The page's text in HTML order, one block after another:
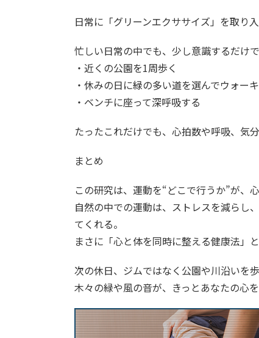
日常に「グリーンエクササイズ」を取り
忙しい日常の中でも、少し意識するだけ
・近くの公園を1周歩く
・休みの日に緑の多い道を選んでウォー
・ベンチに座って深呼吸する
たったこれだけでも、心拍数や呼吸、気
まとめ
この研究は、運動を“どこで行うか”が、
自然の中での運動は、ストレスを減らし
てくれる。
まさに「心と体を同時に整える健康法」
次の休日、ジムではなく公園や川沿いを
木々の緑や風の音が、きっとあなたの心